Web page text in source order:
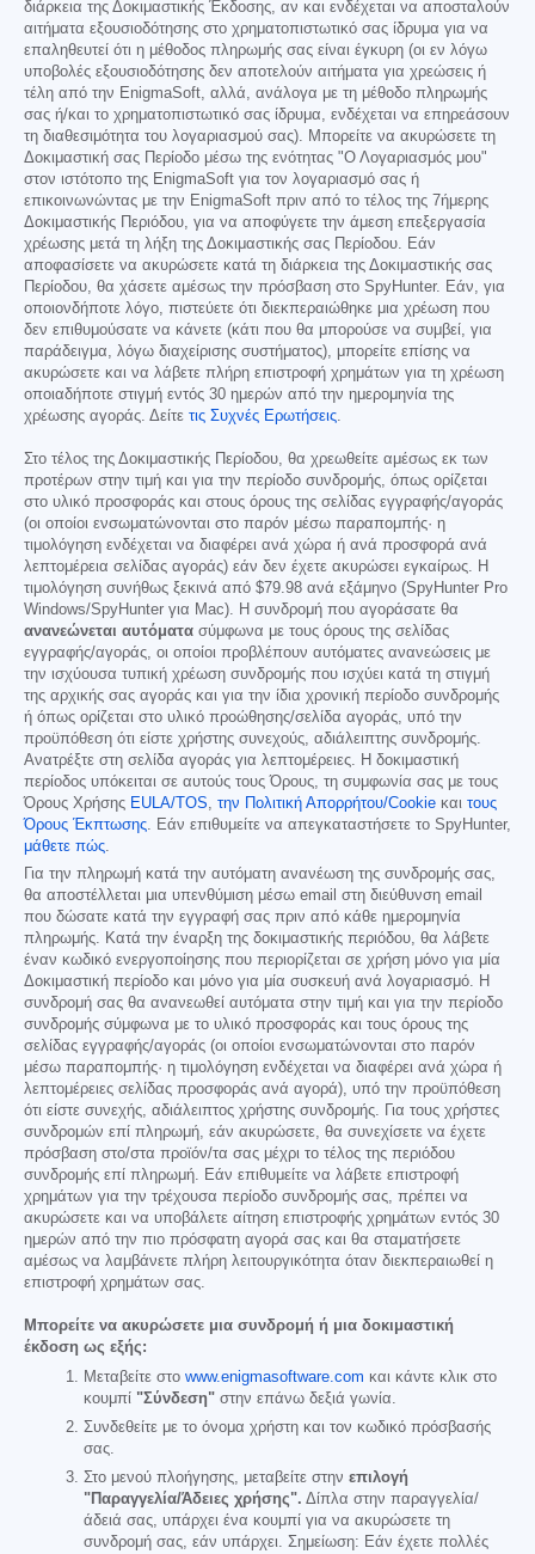
διάρκεια της Δοκιμαστικής Έκδοσης, αν και ενδέχεται να αποσταλούν
αιτήματα εξουσιοδότησης στο χρηματοπιστωτικό σας ίδρυμα για να
επαληθευτεί ότι η μέθοδος πληρωμής σας είναι έγκυρη (οι εν λόγω
υποβολές εξουσιοδότησης δεν αποτελούν αιτήματα για χρεώσεις ή
τέλη από την EnigmaSoft, αλλά, ανάλογα με τη μέθοδο πληρωμής
σας ή/και το χρηματοπιστωτικό σας ίδρυμα, ενδέχεται να επηρεάσουν
τη διαθεσιμότητα του λογαριασμού σας). Μπορείτε να ακυρώσετε τη
Δοκιμαστική σας Περίοδο μέσω της ενότητας "Ο Λογαριασμός μου"
στον ιστότοπο της EnigmaSoft για τον λογαριασμό σας ή
επικοινωνώντας με την EnigmaSoft πριν από το τέλος της 7ήμερης
Δοκιμαστικής Περιόδου, για να αποφύγετε την άμεση επεξεργασία
χρέωσης μετά τη λήξη της Δοκιμαστικής σας Περίοδου. Εάν
αποφασίσετε να ακυρώσετε κατά τη διάρκεια της Δοκιμαστικής σας
Περίοδου, θα χάσετε αμέσως την πρόσβαση στο SpyHunter. Εάν, για
οποιονδήποτε λόγο, πιστεύετε ότι διεκπεραιώθηκε μια χρέωση που
δεν επιθυμούσατε να κάνετε (κάτι που θα μπορούσε να συμβεί, για
παράδειγμα, λόγω διαχείρισης συστήματος), μπορείτε επίσης να
ακυρώσετε και να λάβετε πλήρη επιστροφή χρημάτων για τη χρέωση
οποιαδήποτε στιγμή εντός 30 ημερών από την ημερομηνία της
χρέωσης αγοράς. Δείτε τις Συχνές Ερωτήσεις.
Στο τέλος της Δοκιμαστικής Περίοδου, θα χρεωθείτε αμέσως εκ των
προτέρων στην τιμή και για την περίοδο συνδρομής, όπως ορίζεται
στο υλικό προσφοράς και στους όρους της σελίδας εγγραφής/αγοράς
(οι οποίοι ενσωματώνονται στο παρόν μέσω παραπομπής· η
τιμολόγηση ενδέχεται να διαφέρει ανά χώρα ή ανά προσφορά ανά
λεπτομέρεια σελίδας αγοράς) εάν δεν έχετε ακυρώσει εγκαίρως. Η
τιμολόγηση συνήθως ξεκινά από $79.98 ανά εξάμηνο (SpyHunter Pro
Windows/SpyHunter για Mac). Η συνδρομή που αγοράσατε θα
ανανεώνεται αυτόματα σύμφωνα με τους όρους της σελίδας
εγγραφής/αγοράς, οι οποίοι προβλέπουν αυτόματες ανανεώσεις με
την ισχύουσα τυπική χρέωση συνδρομής που ισχύει κατά τη στιγμή
της αρχικής σας αγοράς και για την ίδια χρονική περίοδο συνδρομής
ή όπως ορίζεται στο υλικό προώθησης/σελίδα αγοράς, υπό την
προϋπόθεση ότι είστε χρήστης συνεχούς, αδιάλειπτης συνδρομής.
Ανατρέξτε στη σελίδα αγοράς για λεπτομέρειες. Η δοκιμαστική
περίοδος υπόκειται σε αυτούς τους Όρους, τη συμφωνία σας με τους
Όρους Χρήσης EULA/TOS, την Πολιτική Απορρήτου/Cookie και τους
Όρους Έκπτωσης. Εάν επιθυμείτε να απεγκαταστήσετε το SpyHunter,
μάθετε πώς.
Για την πληρωμή κατά την αυτόματη ανανέωση της συνδρομής σας,
θα αποστέλλεται μια υπενθύμιση μέσω email στη διεύθυνση email
που δώσατε κατά την εγγραφή σας πριν από κάθε ημερομηνία
πληρωμής. Κατά την έναρξη της δοκιμαστικής περιόδου, θα λάβετε
έναν κωδικό ενεργοποίησης που περιορίζεται σε χρήση μόνο για μία
Δοκιμαστική περίοδο και μόνο για μία συσκευή ανά λογαριασμό. Η
συνδρομή σας θα ανανεωθεί αυτόματα στην τιμή και για την περίοδο
συνδρομής σύμφωνα με το υλικό προσφοράς και τους όρους της
σελίδας εγγραφής/αγοράς (οι οποίοι ενσωματώνονται στο παρόν
μέσω παραπομπής· η τιμολόγηση ενδέχεται να διαφέρει ανά χώρα ή
λεπτομέρειες σελίδας προσφοράς ανά αγορά), υπό την προϋπόθεση
ότι είστε συνεχής, αδιάλειπτος χρήστης συνδρομής. Για τους χρήστες
συνδρομών επί πληρωμή, εάν ακυρώσετε, θα συνεχίσετε να έχετε
πρόσβαση στο/στα προϊόν/τα σας μέχρι το τέλος της περιόδου
συνδρομής επί πληρωμή. Εάν επιθυμείτε να λάβετε επιστροφή
χρημάτων για την τρέχουσα περίοδο συνδρομής σας, πρέπει να
ακυρώσετε και να υποβάλετε αίτηση επιστροφής χρημάτων εντός 30
ημερών από την πιο πρόσφατη αγορά σας και θα σταματήσετε
αμέσως να λαμβάνετε πλήρη λειτουργικότητα όταν διεκπεραιωθεί η
επιστροφή χρημάτων σας.
Μπορείτε να ακυρώσετε μια συνδρομή ή μια δοκιμαστική
έκδοση ως εξής:
Μεταβείτε στο www.enigmasoftware.com και κάντε κλικ στο
κουμπί "Σύνδεση" στην επάνω δεξιά γωνία.
Συνδεθείτε με το όνομα χρήστη και τον κωδικό πρόσβασής
σας.
Στο μενού πλοήγησης, μεταβείτε στην επιλογή
"Παραγγελία/Άδειες χρήσης". Δίπλα στην παραγγελία/
άδειά σας, υπάρχει ένα κουμπί για να ακυρώσετε τη
συνδρομή σας, εάν υπάρχει. Σημείωση: Εάν έχετε πολλές